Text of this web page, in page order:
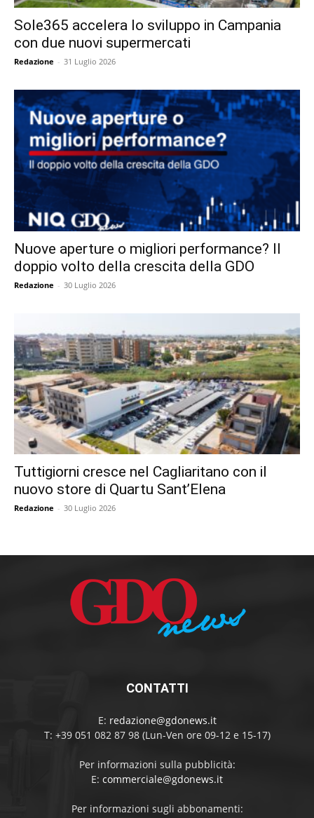
Sole365 accelera lo sviluppo in Campania
con due nuovi supermercati
Redazione - 31 Luglio 2026
Nuove aperture o migliori performance? Il
doppio volto della crescita della GDO
Redazione - 30 Luglio 2026
Tuttigiorni cresce nel Cagliaritano con il
nuovo store di Quartu Sant’Elena
Redazione - 30 Luglio 2026
CONTATTI
E: redazione@gdonews.it
T: +39 051 082 87 98 (Lun-Ven ore 09-12 e 15-17)
Per informazioni sulla pubblicità:
E: commerciale@gdonews.it
Per informazioni sugli abbonamenti: